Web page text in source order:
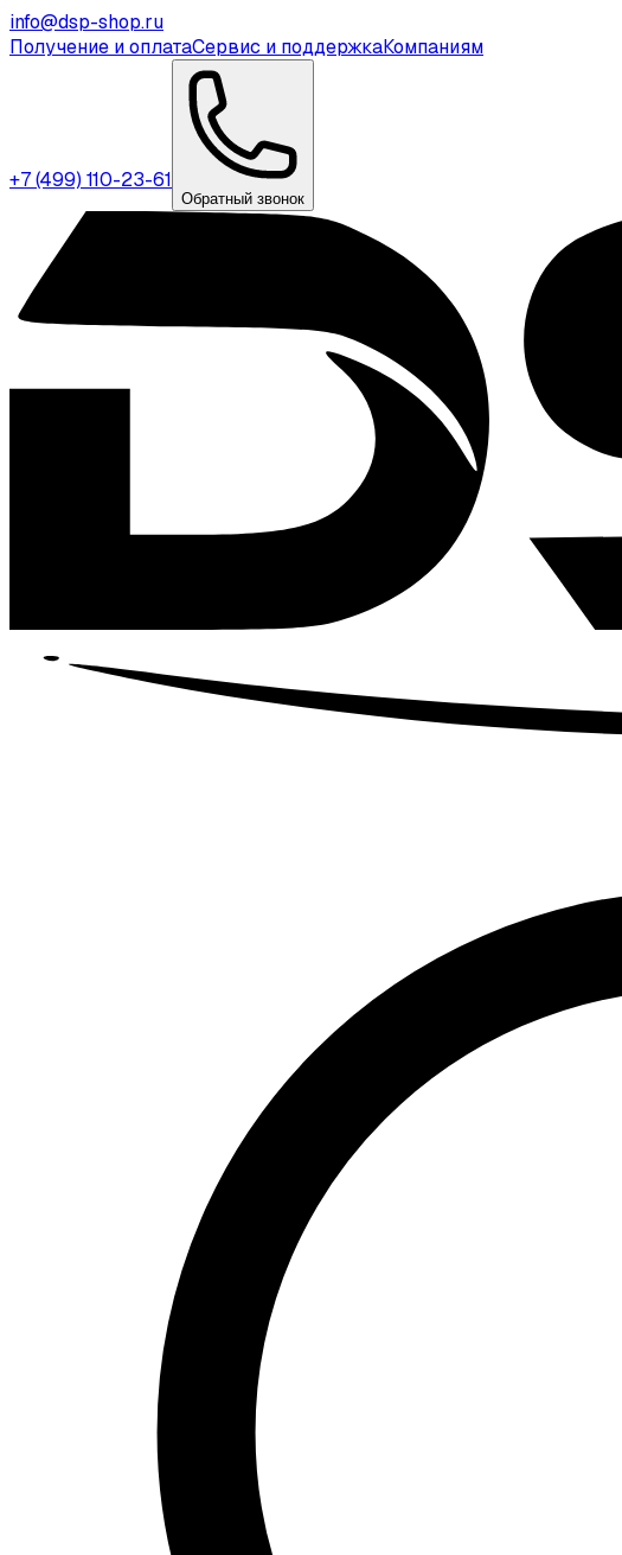
info@dsp-shop.ru
Получение и оплатаСервис и поддержкаКомпаниям
+7 (499) 110-23-61
Обратный звонок